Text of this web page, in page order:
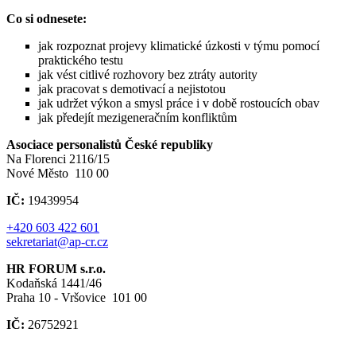
Co si odnesete:
jak rozpoznat projevy klimatické úzkosti v týmu pomocí
praktického testu
jak vést citlivé rozhovory bez ztráty autority
jak pracovat s demotivací a nejistotou
jak udržet výkon a smysl práce i v době rostoucích obav
jak předejít mezigeneračním konfliktům
Asociace personalistů České republiky
Na Florenci 2116/15
Nové Město 110 00
IČ: 19439954
+420 603 422 601
sekretariat@ap-cr.cz
HR FORUM s.r.o.
Kodaňská 1441/46
Praha 10 - Vršovice 101 00
IČ: 26752921